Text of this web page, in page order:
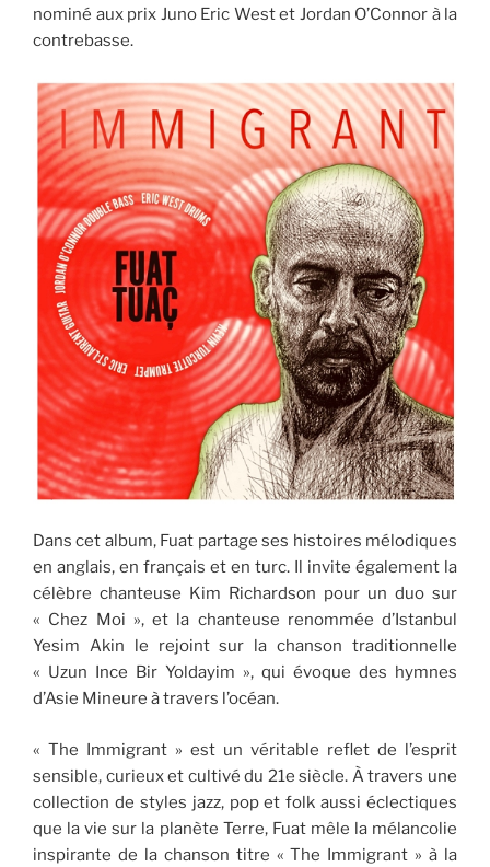
nominé aux prix Juno Eric West et Jordan O’Connor à la
contrebasse.
Dans cet album, Fuat partage ses histoires mélodiques
en anglais, en français et en turc. Il invite également la
célèbre chanteuse Kim Richardson pour un duo sur
« Chez Moi », et la chanteuse renommée d’Istanbul
Yesim Akin le rejoint sur la chanson traditionnelle
« Uzun Ince Bir Yoldayim », qui évoque des hymnes
d’Asie Mineure à travers l’océan.
« The Immigrant » est un véritable reflet de l’esprit
sensible, curieux et cultivé du 21e siècle. À travers une
collection de styles jazz, pop et folk aussi éclectiques
que la vie sur la planète Terre, Fuat mêle la mélancolie
inspirante de la chanson titre « The Immigrant » à la